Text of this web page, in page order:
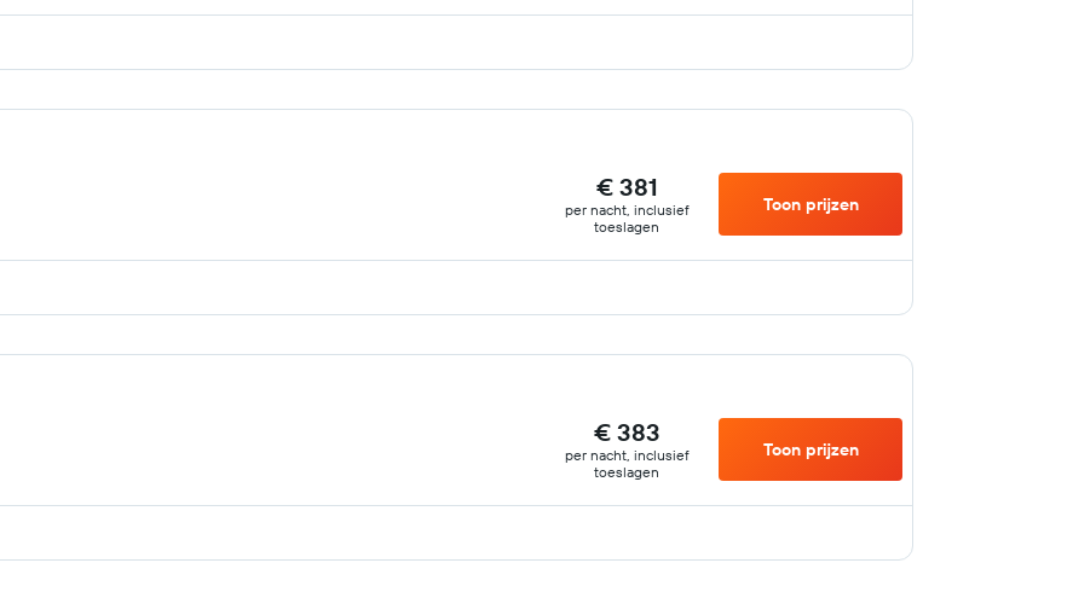
€ 381
per nacht, inclusief
toeslagen
Toon prijzen
€ 383
per nacht, inclusief
toeslagen
Toon prijzen